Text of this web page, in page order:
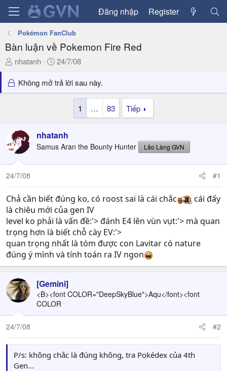
Đăng nhập Register
Pokémon FanClub
Bàn luận về Pokemon Fire Red
T
r
e
t
a
r
e
r
nhatanh
N
à
y
24/7/08
Không mở trả lời sau này.
1 … 83 Tiếp
nhatanh
Samus Aran the Bounty Hunter Lão Làng GVN
24/7/08 #1
Chả cần biết đúng ko, có roost sai là cái chắc
cái đấy
là chiêu mới của gen IV
level ko phải là vấn đề:'> đánh E4 lên vùn vụt:'> mà quan
trọng hơn là biết chỗ cày EV:'>
quan trọng nhất là tóm được con Lavitar có nature
đúng ý mình và tính toán ra IV ngon
[Gemini]
<B><font COLOR="DeepSkyBlue">Aqu</font><font
COLOR
24/7/08 #2
P/s: không chắc là đúng không, tra Pokédex của 4th
Gen...